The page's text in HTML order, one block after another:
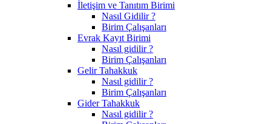
İletişim ve Tanıtım Birimi
Nasıl Gidilir ?
Birim Çalışanları
Evrak Kayıt Birimi
Nasıl gidilir ?
Birim Çalışanları
Gelir Tahakkuk
Nasıl gidilir ?
Birim Çalışanları
Gider Tahakkuk
Nasıl gidilir ?